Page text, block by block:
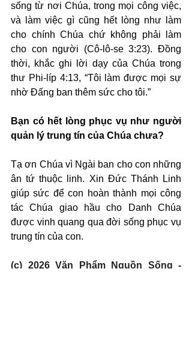
sống từ nơi Chúa, trong mọi công việc,
và làm việc gì cũng hết lòng như làm
cho chính Chúa chứ không phải làm
cho con người (Cô-lô-se 3:23). Đồng
thời, khắc ghi lời dạy của Chúa trong
thư Phi-líp 4:13, “Tôi làm được mọi sự
nhờ Đấng ban thêm sức cho tôi.”
Bạn có hết lòng phục vụ như người
quản lý trung tín của Chúa chưa?
Tạ ơn Chúa vì Ngài ban cho con những
ân tứ thuộc linh. Xin Đức Thánh Linh
giúp sức để con hoàn thành mọi công
tác Chúa giao hầu cho Danh Chúa
được vinh quang qua đời sống phục vụ
trung tín của con.
(c) 2026 Văn Phẩm Nguồn Sống -